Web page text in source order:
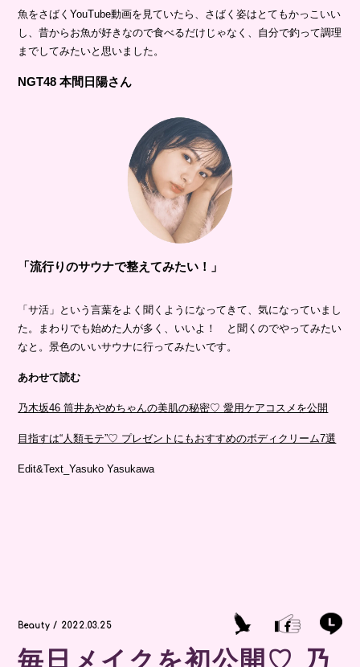
魚をさばくYouTube動画を見ていたら、さばく姿はとてもかっこいい
し、昔からお魚が好きなので食べるだけじゃなく、自分で釣って調理
までしてみたいと思いました。
NGT48 本間日陽さん
「流行りのサウナで整えてみたい！」
「サ活」という言葉をよく聞くようになってきて、気になっていまし
た。まわりでも始めた人が多く、いいよ！ と聞くのでやってみたい
なと。景色のいいサウナに行ってみたいです。
あわせて読む
乃木坂46 筒井あやめちゃんの美肌の秘密♡ 愛用ケアコスメを公開
目指すは“人類モテ”♡ プレゼントにもおすすめのボディクリーム7選
Edit&Text_Yasuko Yasukawa
Beauty / 2022.03.25
毎日メイクを初公開♡ 乃